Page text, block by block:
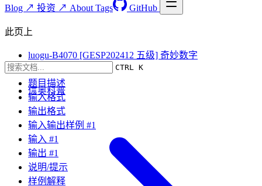
Blog ↗ 投资 ↗ About Tags GitHub
CTRL K
信奥科普
此页上
luogu-B4070 [GESP202412 五级] 奇妙数字
题目要求
题目描述
输入格式
输出格式
输入输出样例 #1
输入 #1
输出 #1
说明/提示
样例解释